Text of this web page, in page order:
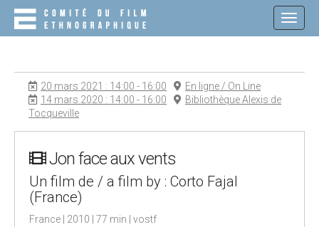
20 mars 2021 : 14:00 - 16:00
En ligne / On Line
14 mars 2020 : 14:00 - 16:00
Bibliothèque Alexis de
Tocqueville
Jon face aux vents
Un film de / a film by : Corto Fajal
(France)
France | 2010 | 77 min | vostf